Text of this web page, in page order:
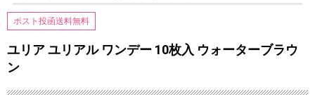
ポスト投函送料無料
ユリア ユリアル ワンデー 10枚入 ウォーターブラウ
ン